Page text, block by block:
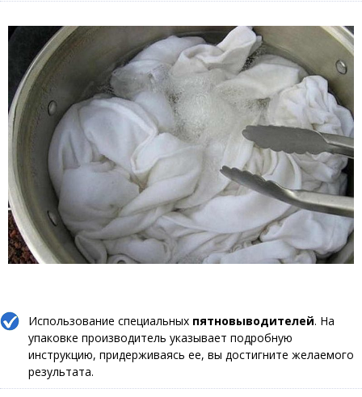
Использование специальных пятновыводителей. На
упаковке производитель указывает подробную
инструкцию, придерживаясь ее, вы достигните желаемого
результата.